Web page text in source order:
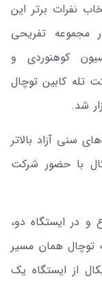
نفرات برتر این
مجموعه تفریحی
کوهنوردی و
تله کابین توچال
شد.
سنی آزاد بالاتر
با حضور شرکت
در ایستگاه دو،
همان مسیر
از ایستگاه یک